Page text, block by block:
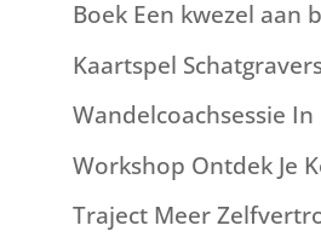
Boek Een kwezel aan
Kaartspel
Wandelcoachsessie In
Workshop Ontdek Je
Traject Meer